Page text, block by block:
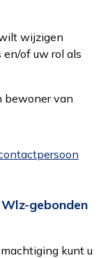
om
om te
wijzigen
en/of uw rol als
bewoner van
gebonden
kunt u